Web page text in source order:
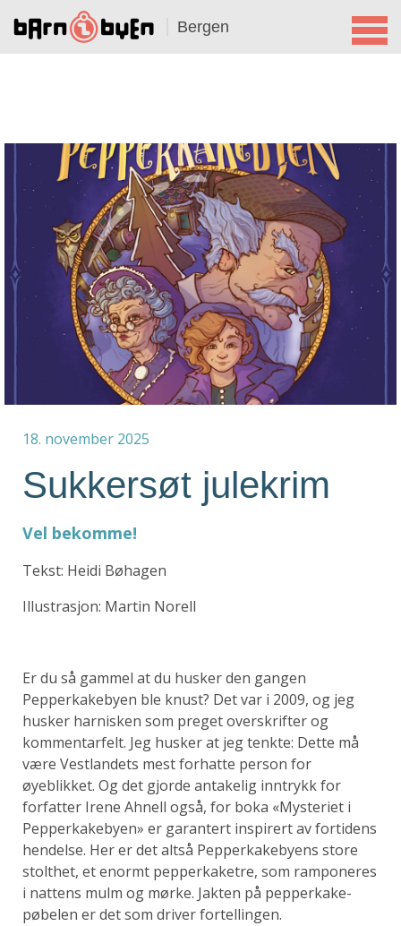
Bergen
18. november 2025
Sukkersøt julekrim
Vel bekomme!
Tekst: Heidi Bøhagen
Illustrasjon: Martin Norell
Er du så gammel at du husker den gangen
Pepperkakebyen ble knust? Det var i 2009, og jeg
husker harnisken som preget overskrifter og
kommentarfelt. Jeg husker at jeg tenkte: Dette må
være Vestlandets mest forhatte person for
øyeblikket. Og det gjorde antakelig inntrykk for
forfatter Irene Ahnell også, for boka «Mysteriet i
Pepperkakebyen» er garantert inspirert av fortidens
hendelse. Her er det altså Pepperkakebyens store
stolthet, et enormt pepperkaketre, som ramponeres
i nattens mulm og mørke. Jakten på pepperkake-
pøbelen er det som driver fortellingen.